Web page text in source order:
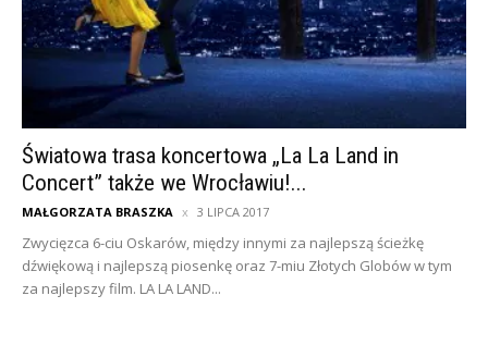
Światowa trasa koncertowa „La La Land in
Concert” także we Wrocławiu!...
MAŁGORZATA BRASZKA 3 LIPCA 2017
Zwycięzca 6-ciu Oskarów, między innymi za najlepszą ścieżkę
dźwiękową i najlepszą piosenkę oraz 7-miu Złotych Globów w tym
za najlepszy film. LA LA LAND...